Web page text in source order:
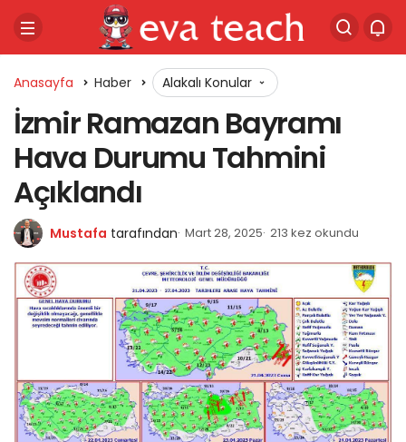
Anasayfa Haber Alakalı Konular
İzmir Ramazan Bayramı
Hava Durumu Tahmini
Açıklandı
Mustafa tarafından Mart 28, 2025 213 kez okundu